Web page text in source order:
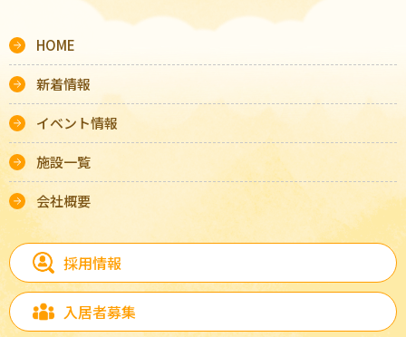
HOME
新着情報
イベント情報
施設一覧
会社概要
採用情報
入居者募集